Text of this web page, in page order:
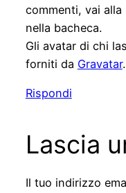
commenti, vai
nella bacheca.
Gli avatar di chi
forniti da Gravatar.
Rispondi
Lascia
Il tuo indirizzo